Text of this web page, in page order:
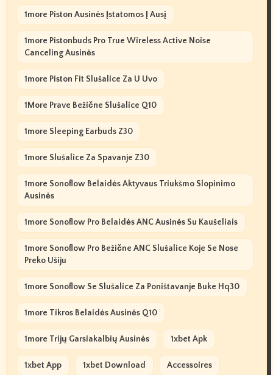
1more Piston Ausinės Įstatomos Į Ausį
1more Pistonbuds Pro True Wireless Active Noise
Canceling Ausinės
1more Piston Fit Slušalice Za U Uvo
1More Prave Bežične Slušalice Q10
1more Sleeping Earbuds Z30
1more Slušalice Za Spavanje Z30
1more Sonoflow Belaidės Aktyvaus Triukšmo Slopinimo
Ausinės
1more Sonoflow Pro Belaidės ANC Ausinės Su Kaušeliais
1more Sonoflow Pro Bežične ANC Slušalice Koje Se Nose
Preko Ušiju
1more Sonoflow Se Slušalice Za Poništavanje Buke Hq30
1more Tikros Belaidės Ausinės Q10
1more Trijų Garsiakalbių Ausinės 1xbet Apk
1xbet App 1xbet Download Accessoires